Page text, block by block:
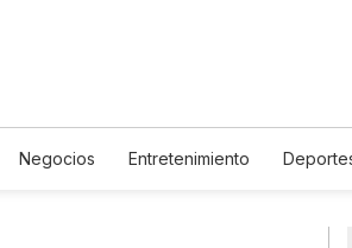
Negocios Entretenimiento